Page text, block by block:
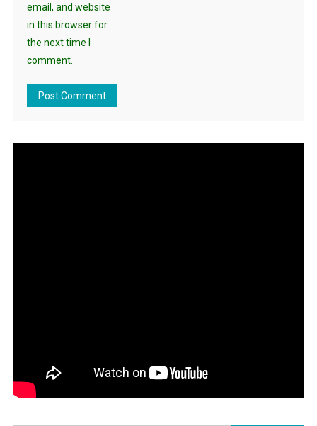
email, and website
in this browser for
the next time I
comment.